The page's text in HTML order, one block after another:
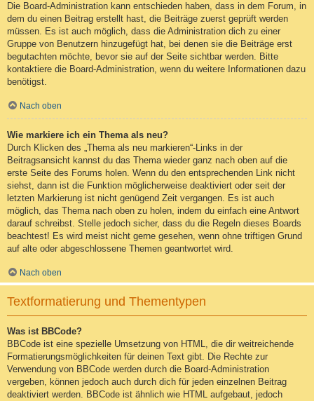
Die Board-Administration kann entschieden haben, dass in dem Forum, in
dem du einen Beitrag erstellt hast, die Beiträge zuerst geprüft werden
müssen. Es ist auch möglich, dass die Administration dich zu einer
Gruppe von Benutzern hinzugefügt hat, bei denen sie die Beiträge erst
begutachten möchte, bevor sie auf der Seite sichtbar werden. Bitte
kontaktiere die Board-Administration, wenn du weitere Informationen dazu
benötigst.
Nach oben
Wie markiere ich ein Thema als neu?
Durch Klicken des „Thema als neu markieren“-Links in der
Beitragsansicht kannst du das Thema wieder ganz nach oben auf die
erste Seite des Forums holen. Wenn du den entsprechenden Link nicht
siehst, dann ist die Funktion möglicherweise deaktiviert oder seit der
letzten Markierung ist nicht genügend Zeit vergangen. Es ist auch
möglich, das Thema nach oben zu holen, indem du einfach eine Antwort
darauf schreibst. Stelle jedoch sicher, dass du die Regeln dieses Boards
beachtest! Es wird meist nicht gerne gesehen, wenn ohne triftigen Grund
auf alte oder abgeschlossene Themen geantwortet wird.
Nach oben
Textformatierung und Thementypen
Was ist BBCode?
BBCode ist eine spezielle Umsetzung von HTML, die dir weitreichende
Formatierungsmöglichkeiten für deinen Text gibt. Die Rechte zur
Verwendung von BBCode werden durch die Board-Administration
vergeben, können jedoch auch durch dich für jeden einzelnen Beitrag
deaktiviert werden. BBCode ist ähnlich wie HTML aufgebaut, jedoch